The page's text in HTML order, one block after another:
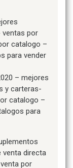
ventas por
catalogo –
para vender
– mejores
y carteras-
catalogo –
para
venta directa
por